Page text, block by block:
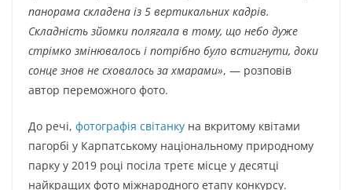
панорама складена із 5 вертикальних кадрів.
Складність зйомки полягала в тому, що небо дуже
стрімко змінювалось і потрібно було встигнути, доки
сонце знов не сховалось за хмарами», — розповів
автор переможного фото.
До речі, фотографія світанку на вкритому квітами
пагорбі у Карпатському національному природному
парку у 2019 році посіла третє місце у десятці
найкращих фото міжнародного етапу конкурсу.